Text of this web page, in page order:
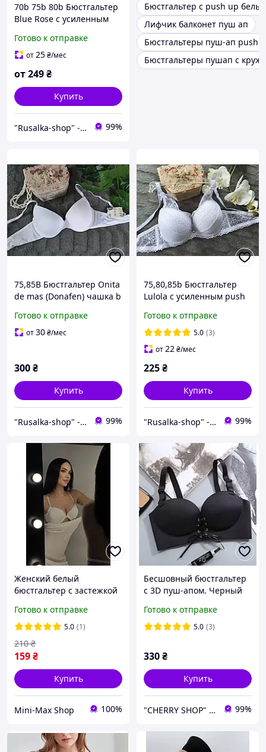
70b 75b 80b Бюстгальтер
Blue Rose с усиленным
чашка b для маленькой
груди 2 размер супер
Готово к отправке
от25₴/мес
от249₴
Купить
"Rusalka-shop" - інтернет магазин спідньої жіночої білизни 99%
Бюстгальтер с push up
Лифчик балконет пуш ап
Бюстгальтеры пуш-ап push
Бюстгальтеры пушап с
75,85В Бюстгальтер Onita
de mas (Donafen) чашка b
пуш-ап 2 размер груди
белый
Готово к отправке
от30₴/мес
300₴
Купить
"Rusalka-shop" - інтернет магазин спідньої жіночої білизни 99%
75,80,85b Бюстгальтер
Lulola с усиленным push
второй размер
кружевной лифчик супер
двойным чашка b белый
Готово к отправке
5.0 (3)
от22₴/мес
225₴
Купить
"Rusalka-shop" - інтернет магазин спідньої жіночої білизни 99%
Женский белый
бюстгальтер с застежкой
лиф с пушапом A/B
Готово к отправке
5.0 (1)
159₴
210 ₴
Купить
Mini-Max Shop 100%
Бесшовный бюстгальтер
с 3D пуш-апом. Черный
Готово к отправке
5.0 (3)
330₴
Купить
"CHERRY SHOP" Косметика, женская одежда и аксессуары 99%